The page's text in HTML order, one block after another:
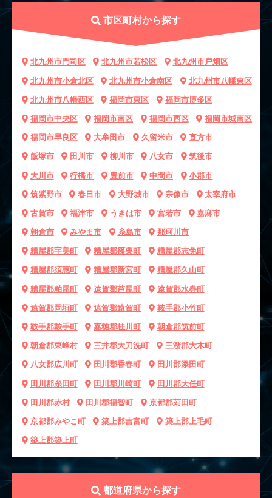
市区町村から探す
北九州市門司区 北九州市若松区 北九州市戸畑区
北九州市小倉北区 北九州市小倉南区 北九州市八幡東区
北九州市八幡西区 福岡市東区 福岡市博多区
福岡市中央区 福岡市南区 福岡市西区 福岡市城南区
福岡市早良区 大牟田市 久留米市 直方市
飯塚市 田川市 柳川市 八女市 筑後市
大川市 行橋市 豊前市 中間市 小郡市
筑紫野市 春日市 大野城市 宗像市 太宰府市
古賀市 福津市 うきは市 宮若市 嘉麻市
朝倉市 みやま市 糸島市 那珂川市
糟屋郡宇美町 糟屋郡篠栗町 糟屋郡志免町
糟屋郡須惠町 糟屋郡新宮町 糟屋郡久山町
糟屋郡粕屋町 遠賀郡芦屋町 遠賀郡水巻町
遠賀郡岡垣町 遠賀郡遠賀町 鞍手郡小竹町
鞍手郡鞍手町 嘉穂郡桂川町 朝倉郡筑前町
朝倉郡東峰村 三井郡大刀洗町 三潴郡大木町
八女郡広川町 田川郡香春町 田川郡添田町
田川郡糸田町 田川郡川崎町 田川郡大任町
田川郡赤村 田川郡福智町 京都郡苅田町
京都郡みやこ町 築上郡吉富町 築上郡上毛町
築上郡築上町
都道府県から探す